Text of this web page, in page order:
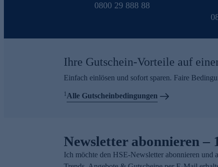
0800 29 888 88
Ihre Gutschein-Vorteile auf
Einfach einlösen und sofort sparen. Faire
1Alle Gutscheinbedingungen
Newsletter abonnieren –
Ich möchte den HSE-Newsletter abonnieren und